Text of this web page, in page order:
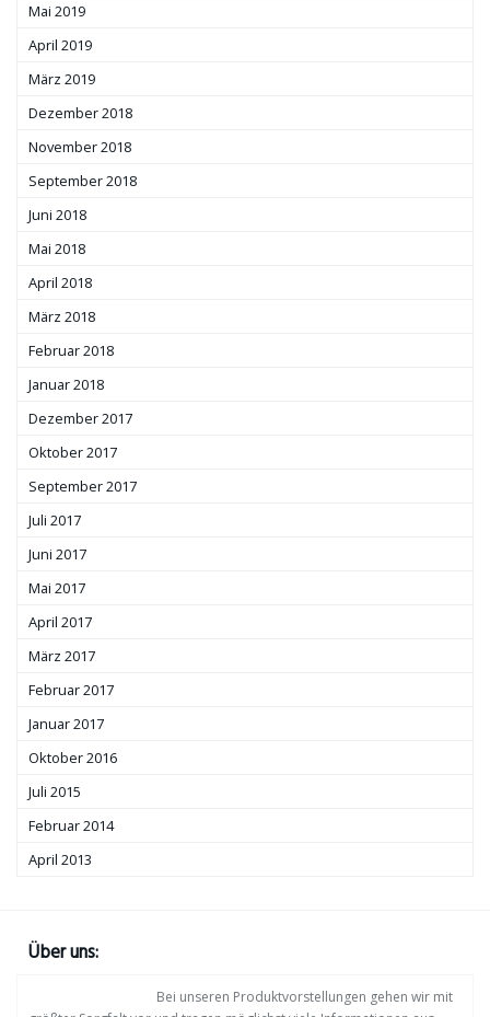
Mai 2019
April 2019
März 2019
Dezember 2018
November 2018
September 2018
Juni 2018
Mai 2018
April 2018
März 2018
Februar 2018
Januar 2018
Dezember 2017
Oktober 2017
September 2017
Juli 2017
Juni 2017
Mai 2017
April 2017
März 2017
Februar 2017
Januar 2017
Oktober 2016
Juli 2015
Februar 2014
April 2013
Über uns:
Bei unseren Produktvorstellungen gehen wir mit